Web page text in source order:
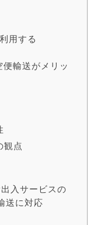
用する
輸送がメリッ
観点
入サービスの
送に対応